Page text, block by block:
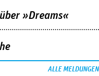
»Dreams«
ALLE MELDUNGEN